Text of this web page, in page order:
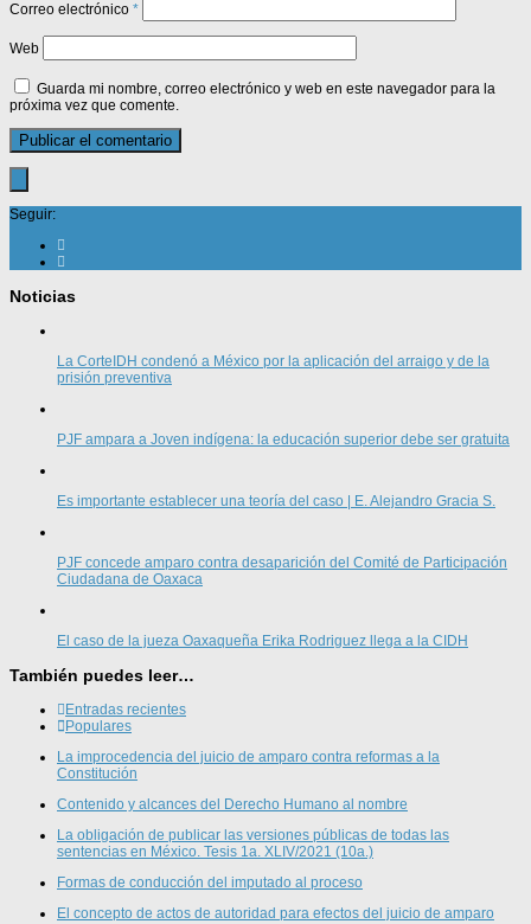
Correo electrónico *
Web
Guarda mi nombre, correo electrónico y web en este navegador para la
próxima vez que comente.
Seguir:
Noticias
La CorteIDH condenó a México por la aplicación del arraigo y de la
prisión preventiva
PJF ampara a Joven indígena: la educación superior debe ser gratuita
Es importante establecer una teoría del caso | E. Alejandro Gracia S.
PJF concede amparo contra desaparición del Comité de Participación
Ciudadana de Oaxaca
El caso de la jueza Oaxaqueña Erika Rodriguez llega a la CIDH
También puedes leer…
Entradas recientes
Populares
La improcedencia del juicio de amparo contra reformas a la
Constitución
Contenido y alcances del Derecho Humano al nombre
La obligación de publicar las versiones públicas de todas las
sentencias en México. Tesis 1a. XLIV/2021 (10a.)
Formas de conducción del imputado al proceso
El concepto de actos de autoridad para efectos del juicio de amparo